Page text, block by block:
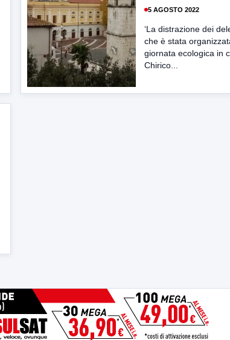
5 AGOSTO 2022
‘La distrazione dei
che è stata
giornata ecologica in
Chirico...